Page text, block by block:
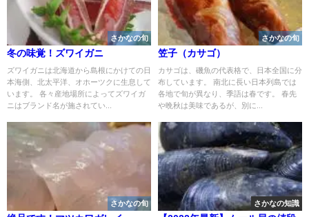
さかなの旬
冬の味覚！ズワイガニ
ズワイガニは北海道から島根にかけての日
本海側、北太平洋、オホーツクに生息して
います。 各々産地場所によってズワイガ
ニはブランド名が施されてい...
さかなの旬
笠子（カサゴ）
カサゴは、磯魚の代表格で、日本全国に分
布しています。 南北に長い日本列島では
各地で旬が異なり、季語は春です。 春先
や晩秋は美味であるが、別に...
さかなの旬 さかなの知識